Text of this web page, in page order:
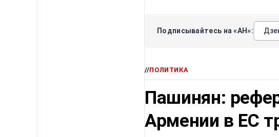
Подписывайтесь на «АН»:
//ПОЛИТИКА
Пашинян:
Армении в ЕС